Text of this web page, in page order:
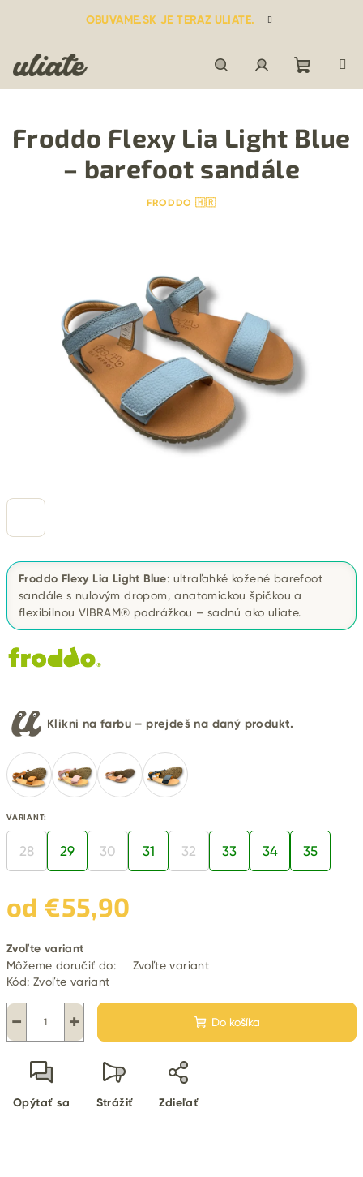
OBUVAME.SK JE TERAZ ULIATE.
HľadaťPrihlásenie
košík
Froddo Flexy Lia Light Blue: ultraľahké kožené barefoot
sandále s nulovým dropom, anatomickou špičkou a
flexibilnou VIBRAM® podrážkou – sadnú ako uliate.
Klikni na farbu – prejdeš na daný produkt.
VARIANT:
28 29 30 31 32 33 34 35
od €55,90
cena:
Zvoľte variant
Môžeme doručiť do:
Zvoľte variant
Kód: Zvoľte variant
+
− Do košíka
Opýtať sa Strážiť Zdieľať
Froddo Flexy Lia Light Blue
– barefoot sandále
FRODDO 🇭🇷